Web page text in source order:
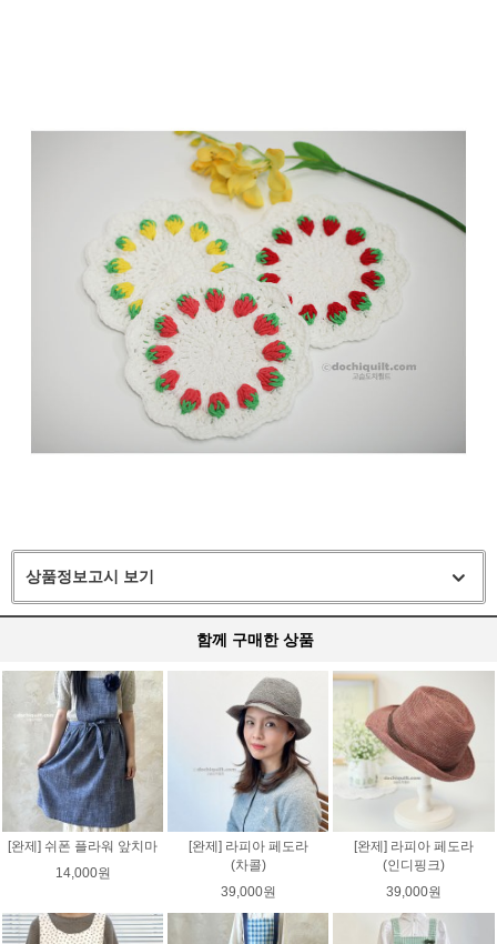
상품정보고시 보기
함께 구매한 상품
[완제] 쉬폰 플라워 앞치마
14,000원
[완제] 라피아 페도라
(차콜)
39,000원
[완제] 라피아 페도라
(인디핑크)
39,000원